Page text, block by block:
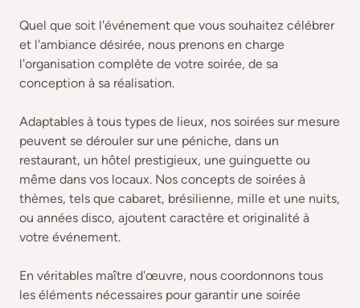
Quel que soit l'événement que vous souhaitez célébrer
et l'ambiance désirée, nous prenons en charge
l'organisation complète de votre soirée, de sa
conception à sa réalisation.
Adaptables à tous types de lieux, nos soirées sur mesure
peuvent se dérouler sur une péniche, dans un
restaurant, un hôtel prestigieux, une guinguette ou
même dans vos locaux. Nos concepts de soirées à
thèmes, tels que cabaret, brésilienne, mille et une nuits,
ou années disco, ajoutent caractère et originalité à
votre événement.
En véritables maître d'œuvre, nous coordonnons tous
les éléments nécessaires pour garantir une soirée